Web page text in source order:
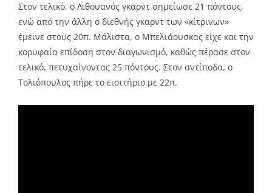
Στον τελικό, ο Λιθουανός γκαρντ σημείωσε 21 πόντους,
ενώ από την άλλη ο διεθνής γκαρντ των «κίτρινων»
έμεινε στους 20π. Μάλιστα, ο Μπελιάουσκας είχε και την
κορυφαία επίδοση στον διαγωνισμό, καθώς πέρασε στον
τελικό, πετυχαίνοντας 25 πόντους. Στον αντίποδα, ο
Τολιόπουλος πήρε το εισιτήριο με 22π.